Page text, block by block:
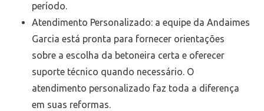
período.
Atendimento Personalizado: a equipe da Andaimes
Garcia está pronta para fornecer orientações
sobre a escolha da betoneira certa e oferecer
suporte técnico quando necessário. O
atendimento personalizado faz toda a diferença
em suas reformas.